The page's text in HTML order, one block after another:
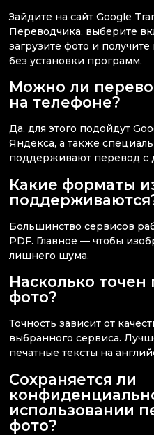
Зайдите на сайт Google
Переводчика, выберите
загрузите фото и
без установки программ.
Можно ли
на телефоне?
Да, для этого подойдут
Яндекса, а также
поддерживают перевод с
Какие форматы
Большинство сервисов
PDF. Главное — чтобы
лишнего шума.
Насколько точен
фото?
Точность зависит от
выбранного сервиса.
печатные тексты на
Сохраняется ли
использовании
фото?